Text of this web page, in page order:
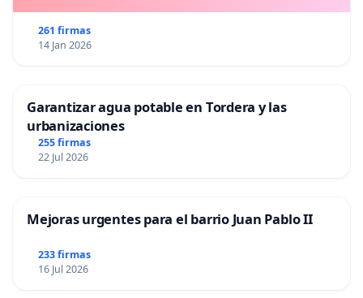
261 firmas
14 Jan 2026
Garantizar agua potable en Tordera y las
urbanizaciones
255 firmas
22 Jul 2026
Mejoras urgentes para el barrio Juan Pablo II
233 firmas
16 Jul 2026